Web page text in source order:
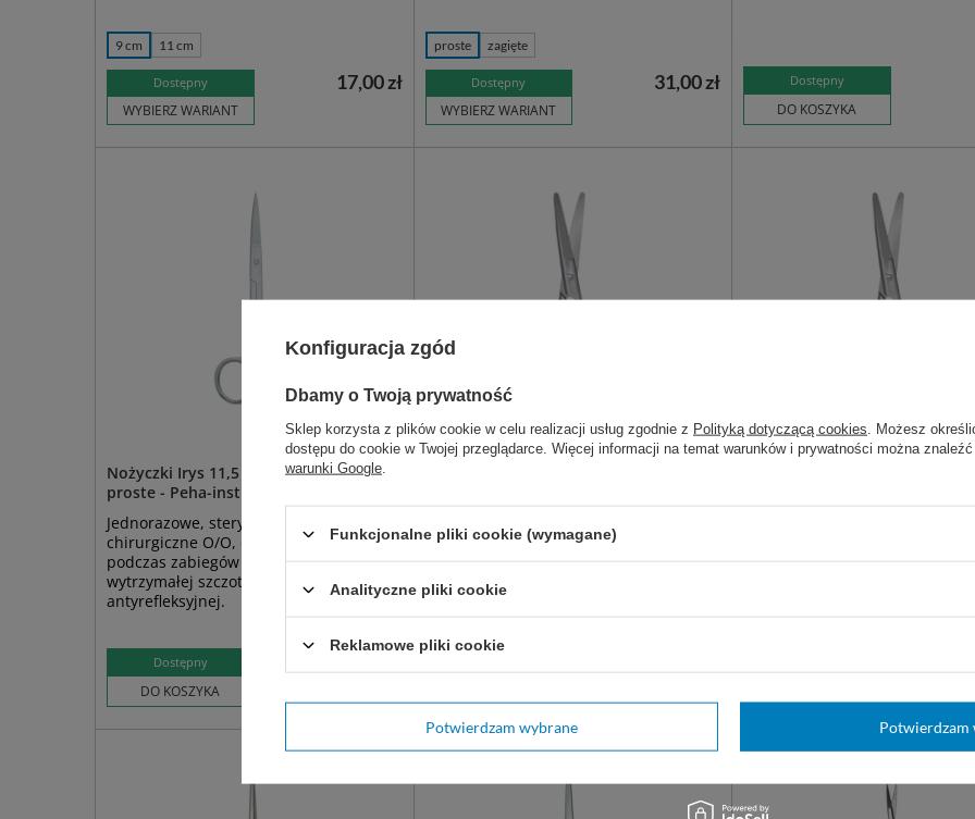
9 cm 11 cm
Dostępny
WYBIERZ WARIANT
17,00 zł
proste zagięte
Dostępny
WYBIERZ WARIANT
31,00 zł Dostępny
DO KOSZYKA
Nożyczki Irys 11,5 cm ostro-ostre
proste - Peha-instrument
Jednorazowe, sterylne nożyczki
chirurgiczne O/O, do cięcia tkanek
podczas zabiegów chirurgicznych. Z
wytrzymałej szczotkowanej stali
antyrefleksyjnej.
Dostępny
DO KOSZYKA
zastosowaniu w zabiegach
ze stali nierdzewnej. T/T
Konfiguracja zgód
Dbamy o Twoją prywatność
Sklep korzysta z plików cookie w celu realizacji usług zgodnie z Polityką dotyczącą cookies . Możesz
dostępu do cookie w Twojej przeglądarce. Więcej informacji na temat warunków i prywatności można
warunki Google
Funkcjonalne pliki cookie (wymagane)
Analityczne pliki cookie
Reklamowe pliki cookie
Potwierdzam wybrane Potwierdzam